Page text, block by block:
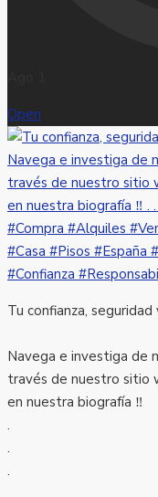
Open
Tu confianza,
Navega e investiga de
través de nuestro sitio
en nuestra biografía ‼️
.
.
.